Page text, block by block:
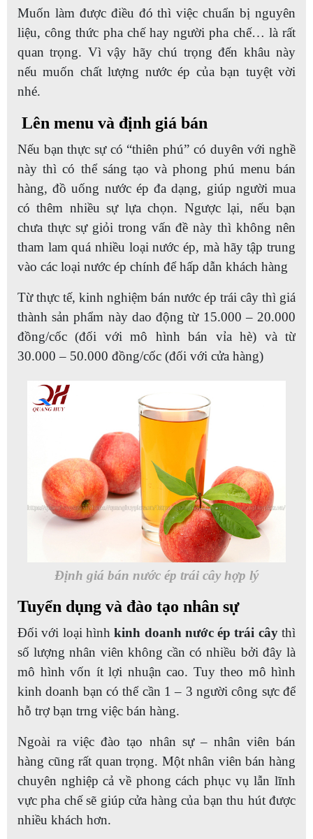
Muốn làm được điều đó thì việc chuẩn bị nguyên
liệu, công thức pha chế hay người pha chế… là rất
quan trọng. Vì vậy hãy chú trọng đến khâu này
nếu muốn chất lượng nước ép của bạn tuyệt vời
nhé.
Lên menu và định giá bán
Nếu bạn thực sự có “thiên phú” có duyên với nghề
này thì có thể sáng tạo và phong phú menu bán
hàng, đồ uống nước ép đa dạng, giúp người mua
có thêm nhiều sự lựa chọn. Ngược lại, nếu bạn
chưa thực sự giỏi trong vấn đề này thì không nên
tham lam quá nhiều loại nước ép, mà hãy tập trung
vào các loại nước ép chính để hấp dẫn khách hàng
Từ thực tế, kinh nghiệm bán nước ép trái cây thì giá
thành sản phẩm này dao động từ 15.000 – 20.000
đồng/cốc (đối với mô hình bán vỉa hè) và từ
30.000 – 50.000 đồng/cốc (đối với cửa hàng)
Định giá bán nước ép trái cây hợp lý
Tuyển dụng và đào tạo nhân sự
Đối với loại hìnhkinh doanh nước ép trái câythì
số lượng nhân viên không cần có nhiều bởi đây là
mô hình vốn ít lợi nhuận cao. Tuy theo mô hình
kinh doanh bạn có thể cần 1 – 3 người công sực để
hỗ trợ bạn trng việc bán hàng.
Ngoài ra việc đào tạo nhân sự – nhân viên bán
hàng cũng rất quan trọng. Một nhân viên bán hàng
chuyên nghiệp cả về phong cách phục vụ lẫn lĩnh
vực pha chế sẽ giúp cửa hàng của bạn thu hút được
nhiều khách hơn.